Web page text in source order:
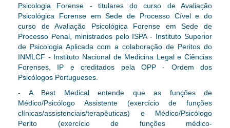
Psicologia Forense - titulares do curso de Avaliação
Psicológica Forense em Sede de Processo Cível e do
curso de Avaliação Psicológica Forense em Sede de
Processo Penal, ministrados pelo ISPA - Instituto Superior
de Psicologia Aplicada com a colaboração de Peritos do
INMLCF - Instituto Nacional de Medicina Legal e Ciências
Forenses, IP e creditados pela OPP - Ordem dos
Psicólogos Portugueses.
- A Best Medical entende que as funções de
Médico/Psicólogo Assistente (exercício de funções
clínicas/assistenciais/terapêuticas) e Médico/Psicólogo
Perito (exercício de funções médico-